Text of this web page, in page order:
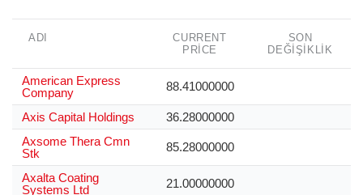
ADI
CURRENT
PRICE
SON
DEĞIŞIKLIK
American Express
Company
88.41000000
Axis Capital Holdings
36.28000000
Axsome Thera Cmn
Stk
85.28000000
Axalta Coating
Systems Ltd
21.00000000